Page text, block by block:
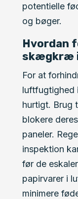
potentielle
og bøger.
Hvordan
skægkræ
For at
luftfugtighed
hurtigt. Brug
blokere
paneler.
inspektion
før de
papirvarer i
minimere